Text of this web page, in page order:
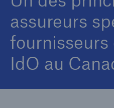
assureurs
fournisseurs
IdO au